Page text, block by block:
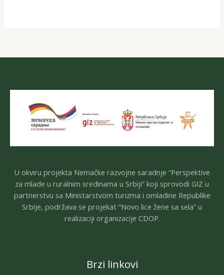
U okviru projekta Nemačke razvojne saradnje “Perspektive
za mlade u ruralnim sredinama u Srbiji” koji sprovodi GIZ u
partnerstvu sa Ministarstvom turizma i omladine Republike
Srbije, podržava se projekat “Novo lice žene sa sela” u
realizaciji organizacije CDOP.
Brzi linkovi